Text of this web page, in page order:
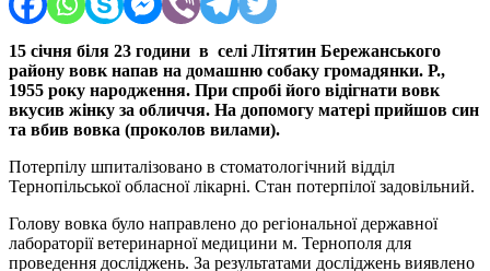
15 січня біля 23 години в селі Літятин Бережанського
району вовк напав на домашню собаку громадянки. Р.,
1955 року народження. При спробі його відігнати вовк
вкусив жінку за обличчя. На допомогу матері прийшов син
та вбив вовка (проколов вилами).
Потерпілу шпиталізовано в стоматологічний відділ
Тернопільської обласної лікарні. Стан потерпілої задовільний.
Голову вовка було направлено до регіональної державної
лабораторії ветеринарної медицини м. Тернополя для
проведення досліджень. За результатами досліджень виявлено